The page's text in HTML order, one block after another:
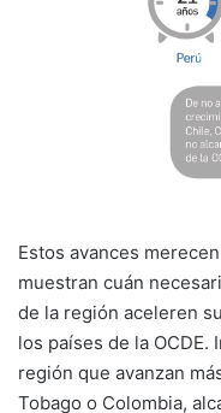
Estos avances
muestran cuán
de la región aceleren
los países de la OCDE.
región que avanzan
Tobago o Colombia,